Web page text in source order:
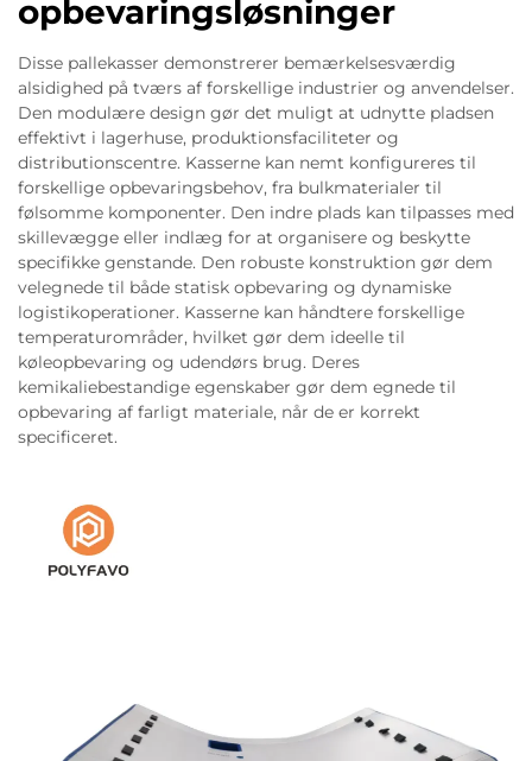
opbevaringsløsninger
Disse pallekasser demonstrerer bemærkelsesværdig
alsidighed på tværs af forskellige industrier og anvendelser.
Den modulære design gør det muligt at udnytte pladsen
effektivt i lagerhuse, produktionsfaciliteter og
distributionscentre. Kasserne kan nemt konfigureres til
forskellige opbevaringsbehov, fra bulkmaterialer til
følsomme komponenter. Den indre plads kan tilpasses med
skillevægge eller indlæg for at organisere og beskytte
specifikke genstande. Den robuste konstruktion gør dem
velegnede til både statisk opbevaring og dynamiske
logistikoperationer. Kasserne kan håndtere forskellige
temperaturområder, hvilket gør dem ideelle til
køleopbevaring og udendørs brug. Deres
kemikaliebestandige egenskaber gør dem egnede til
opbevaring af farligt materiale, når de er korrekt
specificeret.